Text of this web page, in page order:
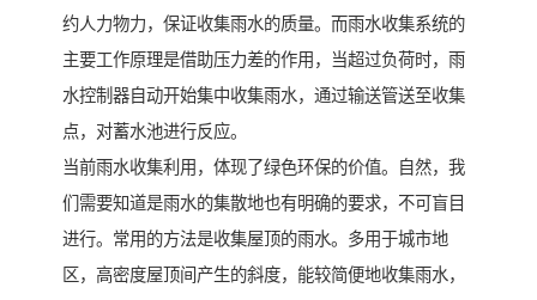
约人力物力，保证收集雨水的质量。而雨水收集系统的
主要工作原理是借助压力差的作用，当超过负荷时，雨
水控制器自动开始集中收集雨水，通过输送管送至收集
点，对蓄水池进行反应。
当前雨水收集利用，体现了绿色环保的价值。自然，我
们需要知道是雨水的集散地也有明确的要求，不可盲目
进行。常用的方法是收集屋顶的雨水。多用于城市地
区，高密度屋顶间产生的斜度，能较简便地收集雨水，